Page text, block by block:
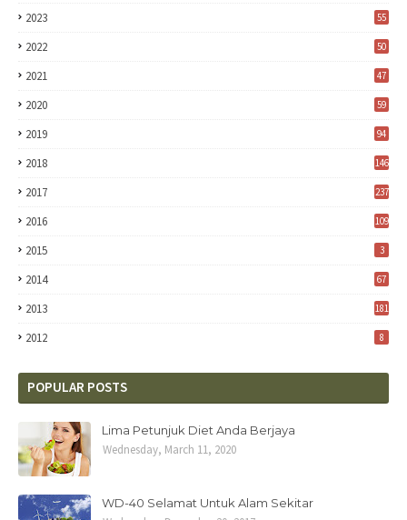
2023 55
2022 50
2021 47
2020 59
2019 94
2018 146
2017 237
2016 109
2015 3
2014 67
2013 181
2012 8
POPULAR POSTS
Lima Petunjuk Diet Anda Berjaya
Wednesday, March 11, 2020
WD-40 Selamat Untuk Alam Sekitar